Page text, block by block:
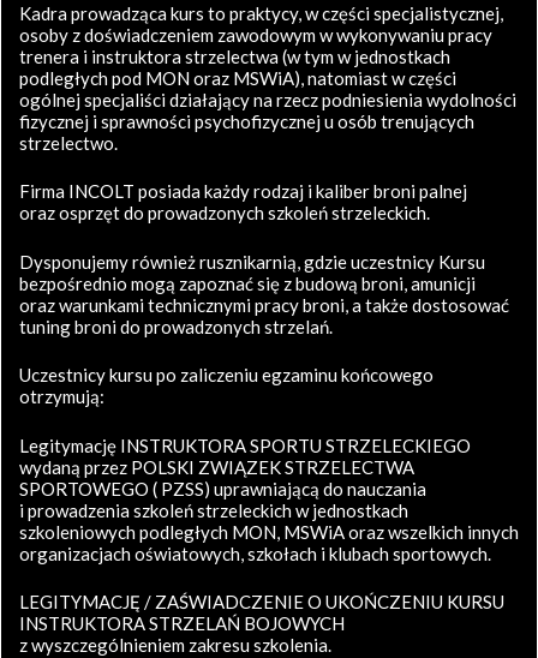
Kadra prowadząca kurs to praktycy, w części specjalistycznej,
osoby z doświadczeniem zawodowym w wykonywaniu pracy
trenera i instruktora strzelectwa (w tym w jednostkach
podległych pod MON oraz MSWiA), natomiast w części
ogólnej specjaliści działający na rzecz podniesienia wydolności
fizycznej i sprawności psychofizycznej u osób trenujących
strzelectwo.
Firma INCOLT posiada każdy rodzaj i kaliber broni palnej
oraz osprzęt do prowadzonych szkoleń strzeleckich.
Dysponujemy również rusznikarnią, gdzie uczestnicy Kursu
bezpośrednio mogą zapoznać się z budową broni, amunicji
oraz warunkami technicznymi pracy broni, a także dostosować
tuning broni do prowadzonych strzelań.
Uczestnicy kursu po zaliczeniu egzaminu końcowego
otrzymują:
Legitymację INSTRUKTORA SPORTU STRZELECKIEGO
wydaną przez POLSKI ZWIĄZEK STRZELECTWA
SPORTOWEGO ( PZSS) uprawniającą do nauczania
i prowadzenia szkoleń strzeleckich w jednostkach
szkoleniowych podległych MON, MSWiA oraz wszelkich innych
organizacjach oświatowych, szkołach i klubach sportowych.
LEGITYMACJĘ / ZAŚWIADCZENIE O UKOŃCZENIU KURSU
INSTRUKTORA STRZELAŃ BOJOWYCH
z wyszczególnieniem zakresu szkolenia.